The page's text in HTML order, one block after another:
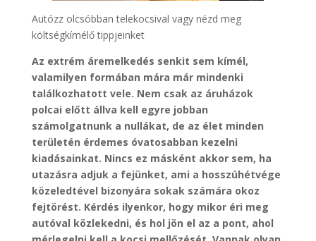
Autózz olcsóbban telekocsival vagy nézd meg
költségkímélő tippjeinket
Az extrém áremelkedés senkit sem kímél,
valamilyen formában mára már mindenki
találkozhatott vele. Nem csak az áruházok
polcai előtt állva kell egyre jobban
számolgatnunk a nullákat, de az élet minden
területén érdemes óvatosabban kezelni
kiadásainkat. Nincs ez másként akkor sem, ha
utazásra adjuk a fejünket, ami a hosszúhétvége
közeledtével bizonyára sokak számára okoz
fejtörést. Kérdés ilyenkor, hogy mikor éri meg
autóval közlekedni, és hol jön el az a pont, ahol